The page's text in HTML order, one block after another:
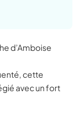
d’Amboise
cette
avec un fort